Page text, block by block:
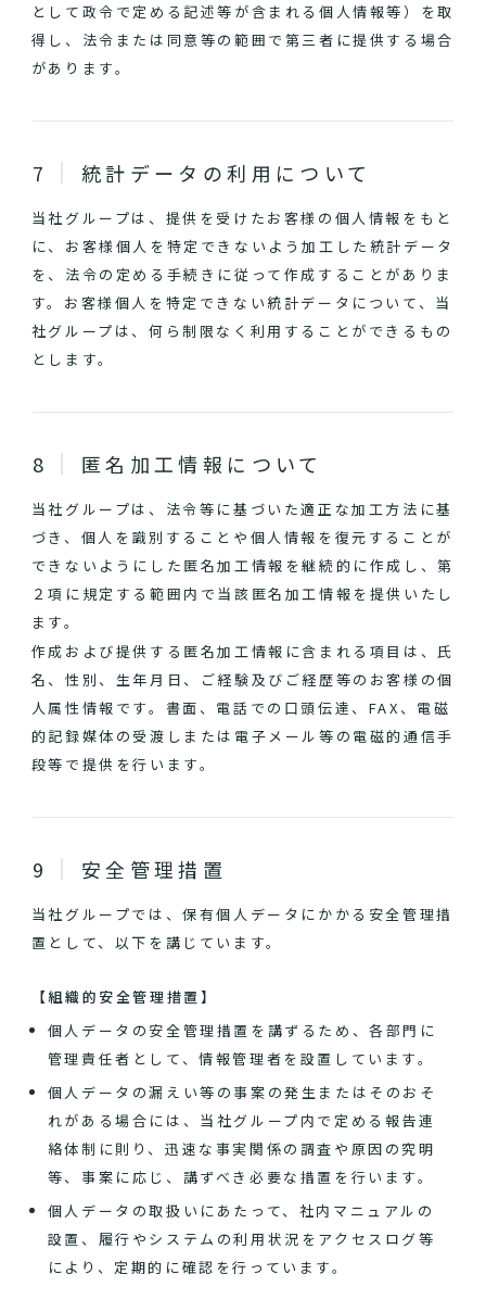
として政令で定める記述等が含まれる個人情報等）を取
得し、法令または同意等の範囲で第三者に提供する場合
があります。
統計データの利用について
当社グループは、提供を受けたお客様の個人情報をもと
に、お客様個人を特定できないよう加工した統計データ
を、法令の定める手続きに従って作成することがありま
す。お客様個人を特定できない統計データについて、当
社グループは、何ら制限なく利用することができるもの
とします。
匿名加工情報について
当社グループは、法令等に基づいた適正な加工方法に基
づき、個人を識別することや個人情報を復元することが
できないようにした匿名加工情報を継続的に作成し、第
２項に規定する範囲内で当該匿名加工情報を提供いたし
ます。
作成および提供する匿名加工情報に含まれる項目は、氏
名、性別、生年月日、ご経験及びご経歴等のお客様の個
人属性情報です。書面、電話での口頭伝達、FAX、電磁
的記録媒体の受渡しまたは電子メール等の電磁的通信手
段等で提供を行います。
安全管理措置
当社グループでは、保有個人データにかかる安全管理措
置として、以下を講じています。
【組織的安全管理措置】
個人データの安全管理措置を講ずるため、各部門に
管理責任者として、情報管理者を設置しています。
個人データの漏えい等の事案の発生またはそのおそ
れがある場合には、当社グループ内で定める報告連
絡体制に則り、迅速な事実関係の調査や原因の究明
等、事案に応じ、講ずべき必要な措置を行います。
個人データの取扱いにあたって、社内マニュアルの
設置、履行やシステムの利用状況をアクセスログ等
により、定期的に確認を行っています。